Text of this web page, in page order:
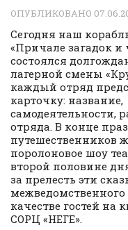
ОПУБЛИКОВАНО
Сегодня наш
«Причале загадок и
состоялся
лагерной смены
каждый отряд
карточку:
самодеятельности,
отряда. В конце
путешественников
поролоновое шоу
второй половине
за прелесть эти
качестве гостей на
СОРЦ «НЕГЕ».